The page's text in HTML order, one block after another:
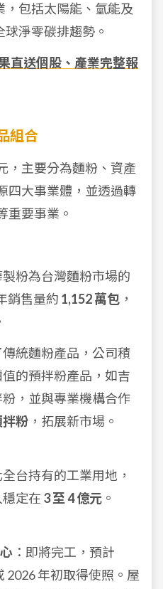
，包括太陽能、氫能及
淨零碳排趨勢。
直送個股、產業完整報
組合
，主要分為麵粉、資產
四大事業體，並透過轉
重要事業。
製粉為台灣麵粉市場的
銷售量約 1,152 萬包 ，
傳統麵粉產品，公司積
的預拌粉產品，如吉
，並與專業機構合作
粉 ，拓展新市場。
全台持有的工業用地，
定在 3 至 4 億元 。
：即將完工，預計
2026 年初取得使照。屋